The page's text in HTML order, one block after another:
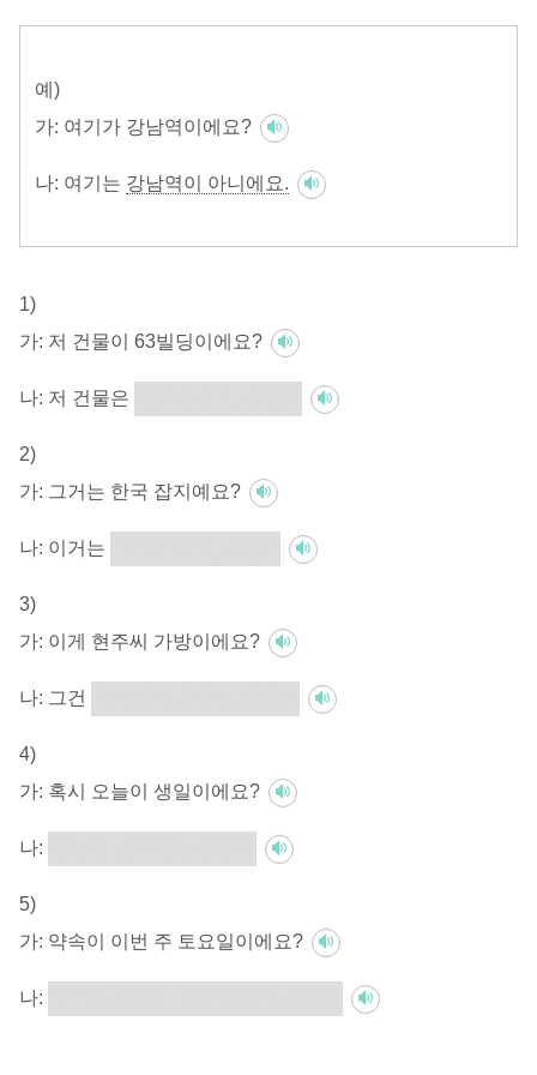
예)
가: 여기가 강남역이에요?
나: 여기는 강남역이 아니에요.
1)
가: 저 건물이 63빌딩이에요?
나: 저 건물은
2)
가: 그거는 한국 잡지예요?
나: 이거는
3)
가: 이게 현주씨 가방이에요?
나: 그건
4)
가: 혹시 오늘이 생일이에요?
나:
5)
가: 약속이 이번 주 토요일이에요?
나: